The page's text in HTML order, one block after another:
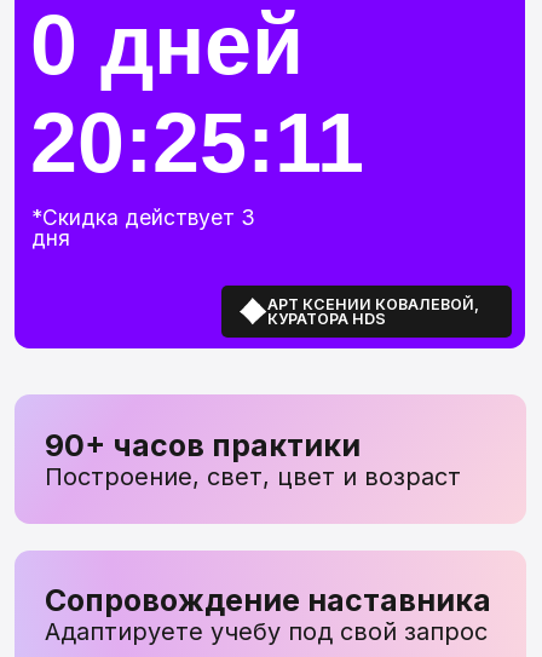
*Скидка действует 3
дня
+3 стиля в портфолио
Реализм, семи-реализм и
стилизация
Сопровождение наставника
Адаптируете учебу под свой запрос
Построение, свет, цвет и возраст
ПОДОЙДЕТ НА